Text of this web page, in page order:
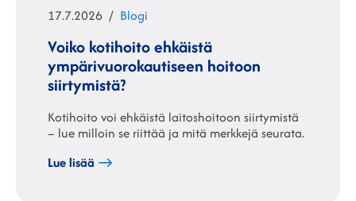
Julkaistu
17.7.2026 Kategoriat
Blogi
Voiko kotihoito ehkäistä
ympärivuorokautiseen hoitoon
siirtymistä?
Kotihoito voi ehkäistä laitoshoitoon siirtymistä
– lue milloin se riittää ja mitä merkkejä seurata.
Lue lisää